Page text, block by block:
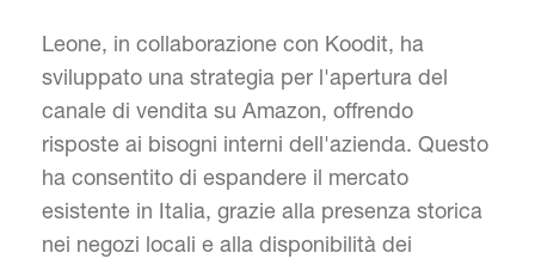
Leone, in collaborazione con Koodit, ha
sviluppato una strategia per l'apertura del
canale di vendita su Amazon, offrendo
risposte ai bisogni interni dell'azienda. Questo
ha consentito di espandere il mercato
esistente in Italia, grazie alla presenza storica
nei negozi locali e alla disponibilità dei